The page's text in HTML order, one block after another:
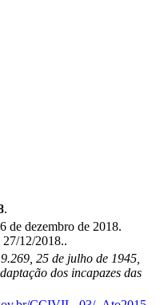
.
de dezembro de 2018.
12/2018..
25 de julho de 1945,
dos incapazes das